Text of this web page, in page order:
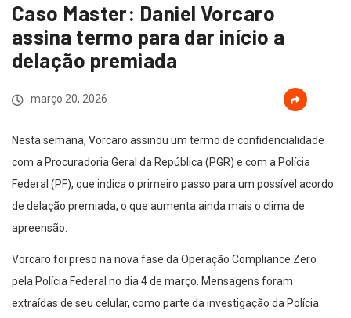
Caso Master: Daniel Vorcaro
assina termo para dar início a
delação premiada
março 20, 2026
Nesta semana, Vorcaro assinou um termo de confidencialidade
com a Procuradoria Geral da República (PGR) e com a Polícia
Federal (PF), que indica o primeiro passo para um possível acordo
de delação premiada, o que aumenta ainda mais o clima de
apreensão.
Vorcaro foi preso na nova fase da Operação Compliance Zero
pela Polícia Federal no dia 4 de março. Mensagens foram
extraídas de seu celular, como parte da investigação da Polícia